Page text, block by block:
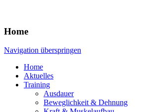
Home
Navigation überspringen
Home
Aktuelles
Training
Ausdauer
Beweglichkeit & Dehnung